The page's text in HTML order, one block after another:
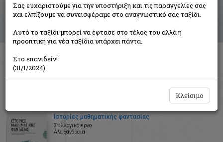
Συγγραφέας: Clarke Arthur C. 1917-2008 (30
βιβλία)
Ταξινόμηση ανά:
Ιστορίες μαθηματικής φαντασίας
Συλλογικό έργο
Αλεξάνδρεια
Σας ευχαριστούμε για την υποστήριξη και τις παραγγελίες σας
και ελπίζουμε να συνεισφέραμε στο αναγνωστικό σας ταξίδι.
Αυτό το ταξίδι μπορεί να έφτασε στο τέλος του αλλά η
προοπτική για νέα ταξίδια υπάρχει πάντα.
Στο επανιδείν!
(31/1/2024)
Κλείσιμο